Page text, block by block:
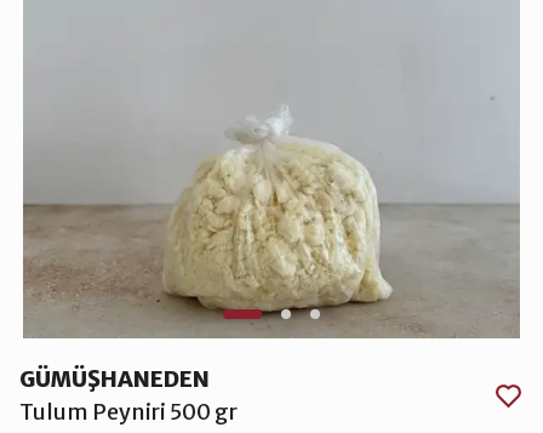
GÜMÜŞHANEDEN
Tulum Peyniri 500 gr